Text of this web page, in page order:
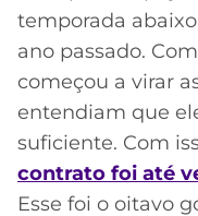
temporada
ano passado.
começou a virar
entendiam que
suficiente. Com
contrato foi até
Esse foi o oitavo